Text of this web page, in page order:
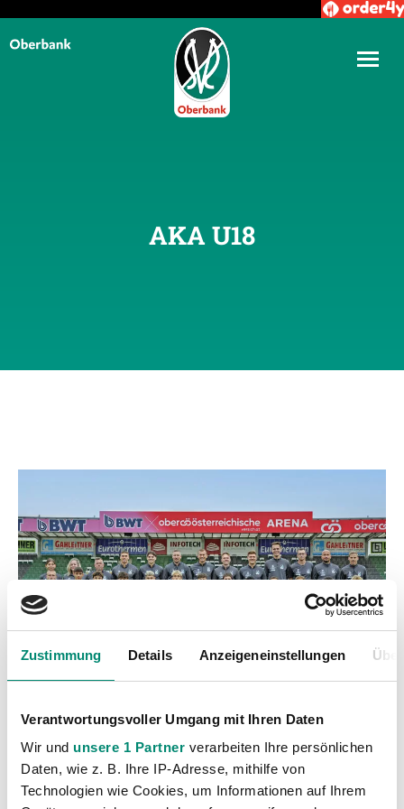
Zustimmung Details Anzeigeneinstellungen
Verantwortungsvoller Umgang mit Ihren Daten
Wir und unsere 1 Partner verarbeiten Ihre persönlichen
Daten, wie z. B. Ihre IP-Adresse, mithilfe von
Technologien wie Cookies, um Informationen auf Ihrem
AKA U18